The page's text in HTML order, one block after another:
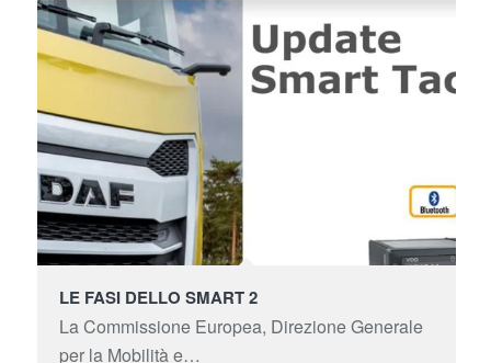
LE FASI DELLO SMART 2
La Commissione Europea, Direzione Generale
per la Mobilità e…